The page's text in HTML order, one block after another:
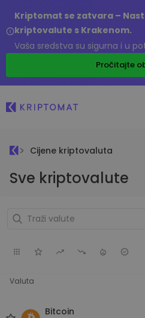
Kriptomat se zatvara –
kriptovalute s Krakenom.
Vaša sredstva su sigurna i u
Pročitajte
Cijene kriptovaluta
Sve kriptovalute
Valuta
Bitcoin